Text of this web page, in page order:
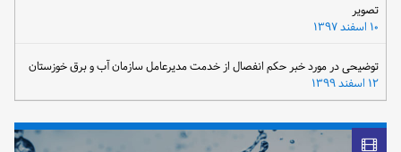
تصویر
توضیحی در مورد خبر حکم انفصال از خدمت مدیرعامل سازمان آب و برق خوزستان
۱۲ اسفند ۱۳۹۹